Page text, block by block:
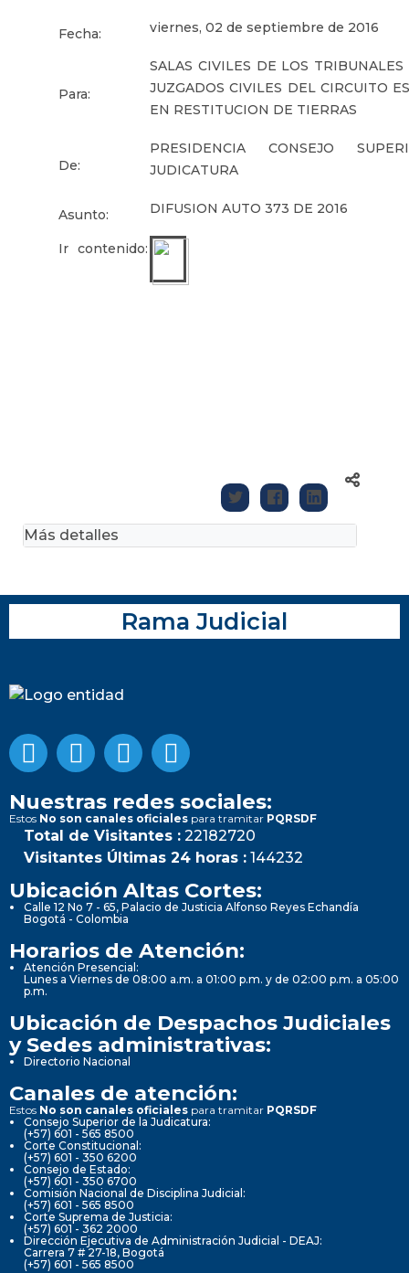
Fecha: viernes, 02 de septiembre de 2016
Para:
SALAS CIVILES DE LOS TRIBUNALES
JUZGADOS CIVILES DEL CIRCUITO
EN RESTITUCION DE TIERRAS
De:
PRESIDENCIA CONSEJO
JUDICATURA
Asunto: DIFUSION AUTO 373 DE 2016
Ir contenido:
Más detalles
Rama Judicial
Nuestras redes sociales:
Estos No son canales oficiales para tramitar PQRSDF
Total de Visitantes : 22182720
Visitantes Últimas 24 horas : 144232
Ubicación Altas Cortes:
Calle 12 No 7 - 65, Palacio de Justicia Alfonso Reyes Echandía
Bogotá - Colombia
Horarios de Atención:
Atención Presencial:
Lunes a Viernes de 08:00 a.m. a 01:00 p.m. y de 02:00 p.m. a 05:00
p.m.
Ubicación de Despachos Judiciales
y Sedes administrativas:
Directorio Nacional
Canales de atención:
Estos No son canales oficiales para tramitar PQRSDF
Consejo Superior de la Judicatura:
(+57) 601 - 565 8500
Corte Constitucional:
(+57) 601 - 350 6200
Consejo de Estado:
(+57) 601 - 350 6700
Comisión Nacional de Disciplina Judicial:
(+57) 601 - 565 8500
Corte Suprema de Justicia:
(+57) 601 - 362 2000
Dirección Ejecutiva de Administración Judicial - DEAJ:
Carrera 7 # 27-18, Bogotá
(+57) 601 - 565 8500